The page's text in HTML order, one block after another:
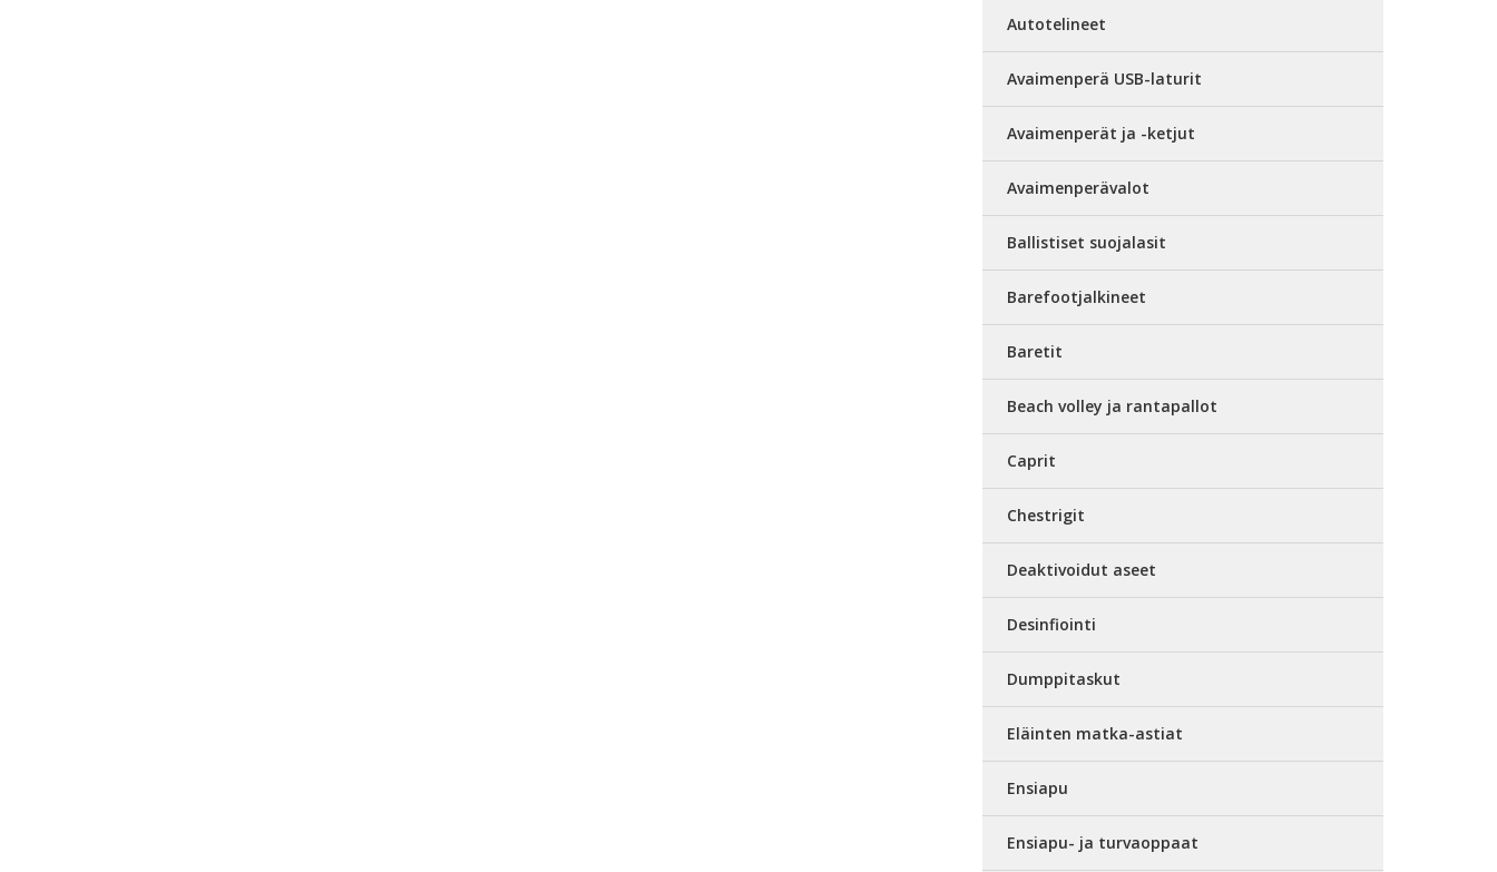
Autotelineet
Avaimenperä USB-laturit
Avaimenperät ja -ketjut
Avaimenperävalot
Ballistiset suojalasit
Barefootjalkineet
Baretit
Beach volley ja rantapallot
Caprit
Chestrigit
Deaktivoidut aseet
Desinfiointi
Dumppitaskut
Eläinten matka-astiat
Ensiapu
Ensiapu- ja turvaoppaat